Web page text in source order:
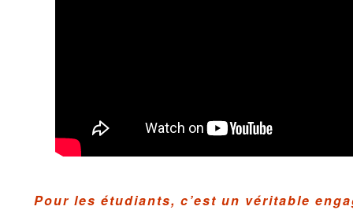
Pour les étudiants, c’est un véritable